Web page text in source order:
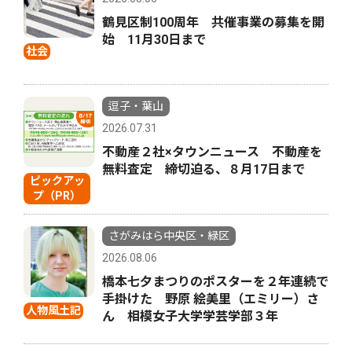
社会
鶴見区制100周年 共催事業の募集を開
始 11月30日まで
ピックアッ
プ（PR）
逗子・葉山
2026.07.31
不動産２社×タウンニュース 不動産を
無料査定 締切迫る、８月17日まで
人物風土記
さがみはら中央区・緑区
2026.08.06
橋本七夕まつりのポスターを２年連続で
手掛けた 野原 絵美里（エミリー）さ
ん 相模女子大学学芸学部３年